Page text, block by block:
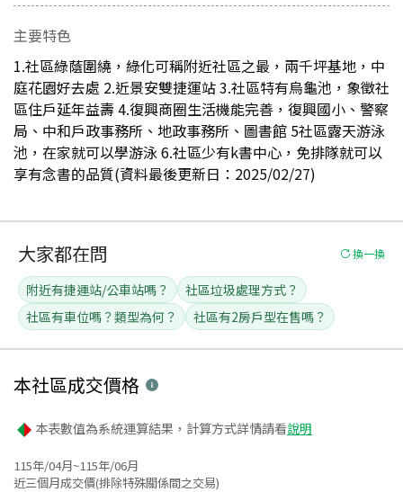
主要特色
1.社區綠蔭圍繞，綠化可稱附近社區之最，兩千坪基地，中
庭花園好去處 2.近景安雙捷運站 3.社區特有烏龜池，象徵社
區住戶延年益壽 4.復興商圈生活機能完善，復興國小、警察
局、中和戶政事務所、地政事務所、圖書館 5社區露天游泳
池，在家就可以學游泳 6.社區少有k書中心，免排隊就可以
享有念書的品質(資料最後更新日：2025/02/27)
大家都在問 換一換
附近有捷運站/公車站嗎？
社區垃圾處理方式？
社區有車位嗎？類型為何？
社區有2房戶型在售嗎？
本社區成交價格
本表數值為系統運算結果，計算方式詳情請看說明
115年/04月~115年/06月
近三個月成交價(排除特殊關係間之交易)